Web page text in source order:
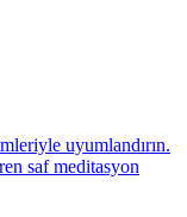
uyumlandırın.
saf meditasyon